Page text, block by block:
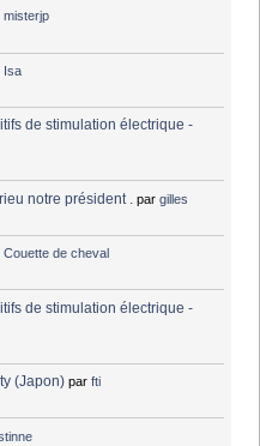
misterjp
Isa
de stimulation électrique -
notre président . pargilles
Couette de cheval
de stimulation électrique -
(Japon) parfti